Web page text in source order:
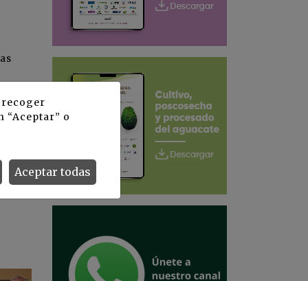
el
o
Aceptar todas